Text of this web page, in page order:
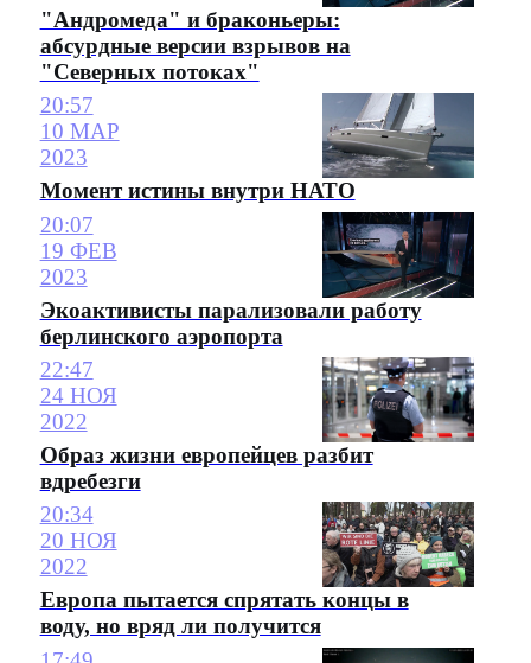
"Андромеда" и браконьеры:
абсурдные версии взрывов на
"Северных потоках"
20:57
10 МАР
2023
Момент истины внутри НАТО
20:07
19 ФЕВ
2023
Экоактивисты парализовали работу
берлинского аэропорта
22:47
24 НОЯ
2022
Образ жизни европейцев разбит
вдребезги
20:34
20 НОЯ
2022
Европа пытается спрятать концы в
воду, но вряд ли получится